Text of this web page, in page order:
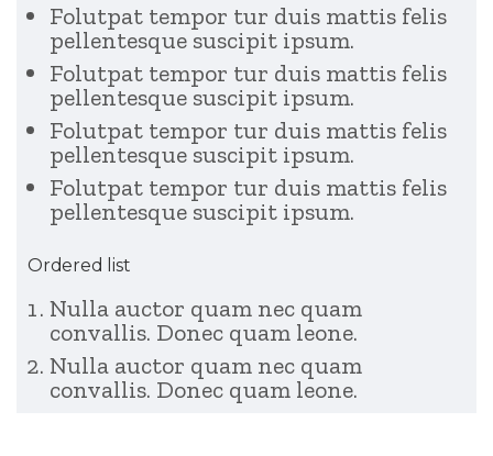
Folutpat tempor tur duis mattis felis
pellentesque suscipit ipsum.
Folutpat tempor tur duis mattis felis
pellentesque suscipit ipsum.
Folutpat tempor tur duis mattis felis
pellentesque suscipit ipsum.
Folutpat tempor tur duis mattis felis
pellentesque suscipit ipsum.
Ordered list
Nulla auctor quam nec quam
convallis. Donec quam leone.
Nulla auctor quam nec quam
convallis. Donec quam leone.